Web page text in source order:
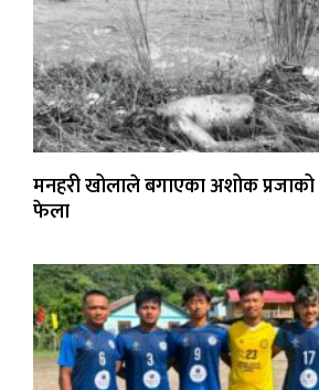
मनहरी खोलाले बगाएका अशोक
फेला